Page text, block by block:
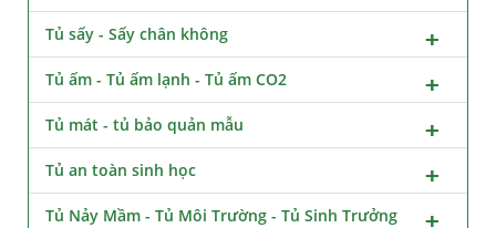
Tủ sấy - Sấy chân không
Tủ ấm - Tủ ấm lạnh - Tủ ấm CO2
Tủ mát - tủ bảo quản mẫu
Tủ an toàn sinh học
Tủ Nảy Mầm - Tủ Môi Trường - Tủ Sinh Trưởng